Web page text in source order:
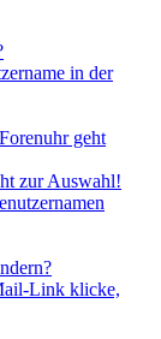
in der
geht
zur Auswahl!
Link klicke,